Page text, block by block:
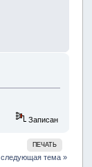
Записан
ПЕЧАТЬ
следующая тема »